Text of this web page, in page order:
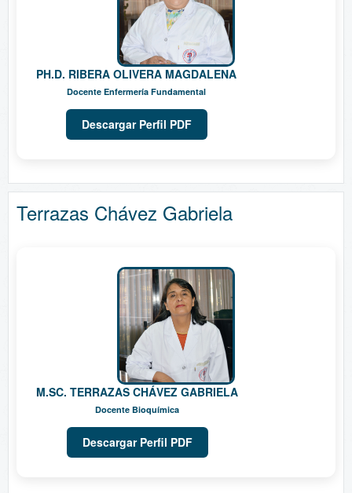
PH.D. RIBERA OLIVERA MAGDALENA
Docente Enfermería Fundamental
Descargar Perfil PDF
Terrazas Chávez Gabriela
M.SC. TERRAZAS CHÁVEZ GABRIELA
Docente Bioquímica
Descargar Perfil PDF